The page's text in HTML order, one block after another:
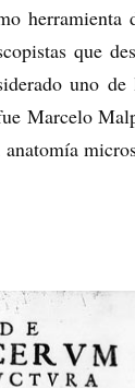
herramienta
que
uno
Marcelo